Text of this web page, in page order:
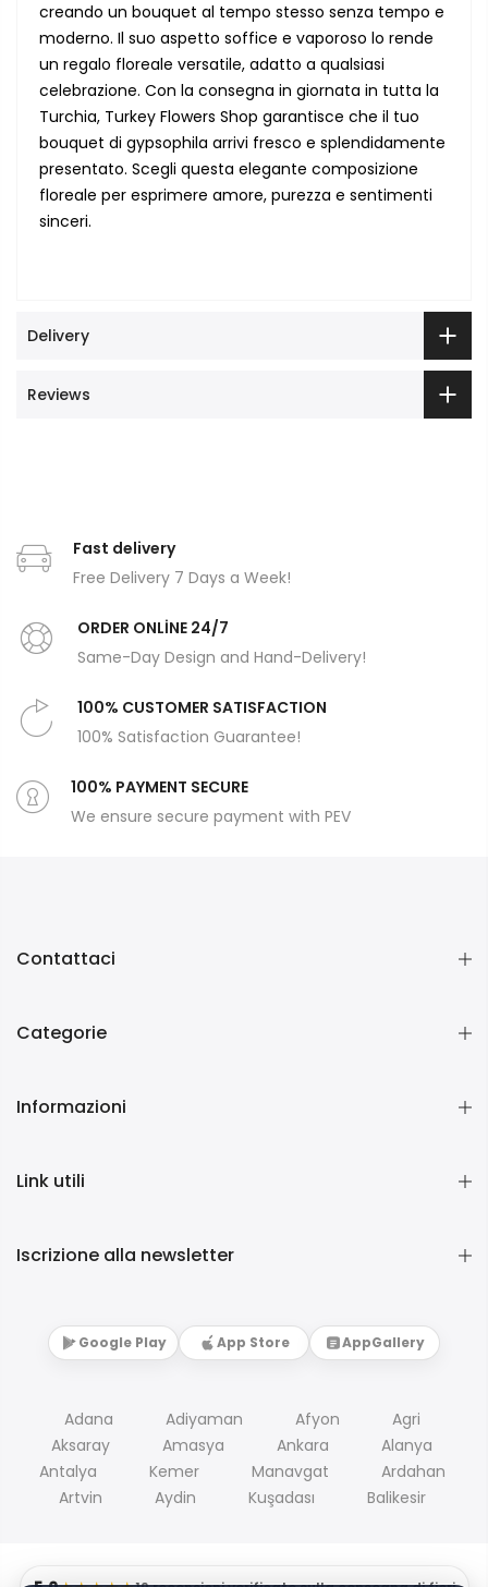
creando un bouquet al tempo stesso senza tempo e
moderno. Il suo aspetto soffice e vaporoso lo rende
un regalo floreale versatile, adatto a qualsiasi
celebrazione. Con la consegna in giornata in tutta la
Turchia, Turkey Flowers Shop garantisce che il tuo
bouquet di gypsophila arrivi fresco e splendidamente
presentato. Scegli questa elegante composizione
floreale per esprimere amore, purezza e sentimenti
sinceri.
Delivery
Reviews
Fast delivery
Free Delivery 7 Days a Week!
ORDER ONLİNE 24/7
Same-Day Design and Hand-Delivery!
100% CUSTOMER SATISFACTION
100% Satisfaction Guarantee!
100% PAYMENT SECURE
We ensure secure payment with PEV
Contattaci
Categorie
Informazioni
Link utili
Iscrizione alla newsletter
Google Play App Store AppGallery
Adana Adiyaman Afyon
Agri
Aksaray
Amasya Ankara
Alanya
Antalya
Kemer Manavgat
Ardahan
Artvin
Aydin Kuşadası Balikesir